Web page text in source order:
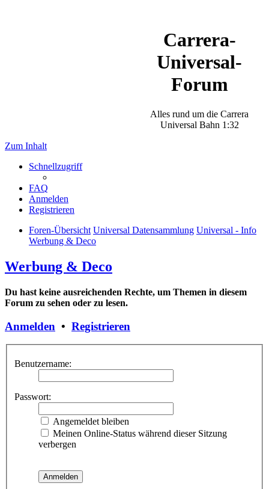
Carrera-
Universal-
Forum
Alles rund um die Carrera
Universal Bahn 1:32
Zum Inhalt
Schnellzugriff
FAQ
Anmelden
Registrieren
Foren-Übersicht Universal Datensammlung Universal - Info
Werbung & Deco
Werbung & Deco
Du hast keine ausreichenden Rechte, um Themen in diesem
Forum zu sehen oder zu lesen.
Anmelden • Registrieren
Benutzername:
Passwort:
Angemeldet bleiben
Meinen Online-Status während dieser Sitzung
verbergen